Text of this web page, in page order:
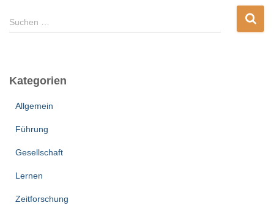
S
u
n
Suchen …
Kategorien
Allgemein
Führung
Gesellschaft
Lernen
Zeitforschung